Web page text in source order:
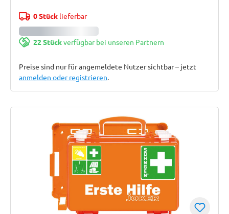
0 Stücklieferbar
22 Stückverfügbar bei unseren Partnern
Preise sind nur für angemeldete Nutzer sichtbar – jetzt
anmelden oder registrieren.